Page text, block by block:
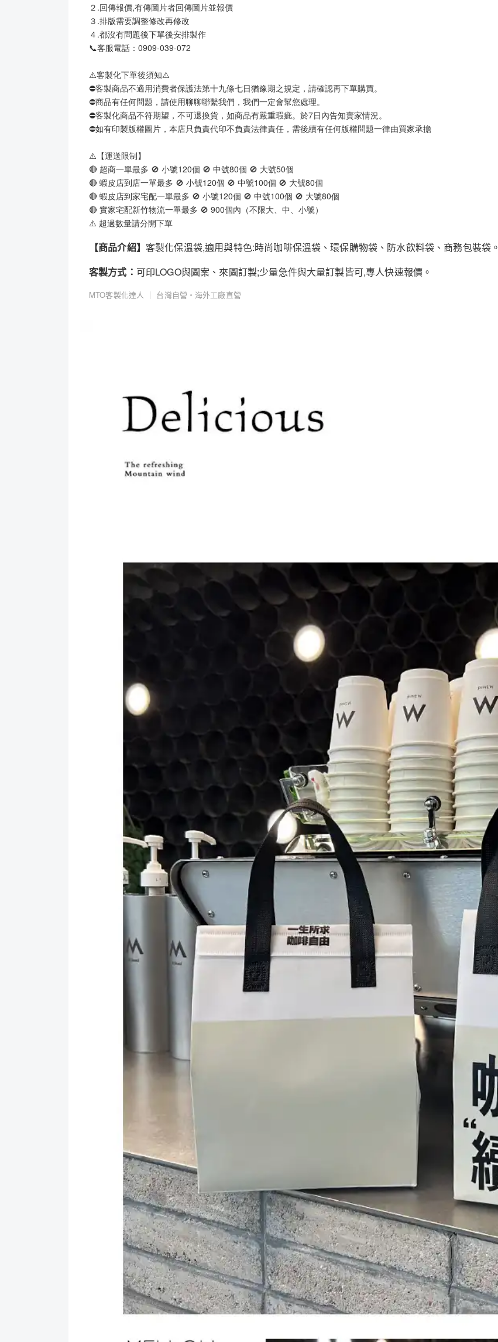
２.回傳報價,有傳圖片者回傳圖片並報價
３.排版需要調整修改再修改
４.都沒有問題後下單後安排製作
📞客服電話：0909-039-072
⚠️客製化下單後須知⚠️
⛔客製商品不適用消費者保護法第十九條七日猶豫期之規定，請確認再下單購買。
⛔商品有任何問題，請使用聊聊聯繫我們，我們一定會幫您處理。
⛔客製化商品不符期望，不可退換貨，如商品有嚴重瑕疵。於7日內告知賣家情況。
⛔如有印製版權圖片，本店只負責代印不負責法律責任，需後續有任何版權問題一律由買家承擔
⚠️【運送限制】
🔴 超商一單最多 🚫 小號120個 🚫 中號80個 🚫 大號50個
🔴 蝦皮店到店一單最多 🚫 小號120個 🚫 中號100個 🚫 大號80個
🔴 蝦皮店到家宅配一單最多 🚫 小號120個 🚫 中號100個 🚫 大號80個
🔴 實家宅配新竹物流一單最多 🚫 900個內（不限大、中、小號）
⚠️ 超過數量請分開下單
【商品介紹】 客製化保溫袋,適用與特色:時尚咖啡保溫袋、環保購物袋、防水飲料袋、商務包裝袋。
客製方式： 可印LOGO與圖案、來圖訂製;少量急件與大量訂製皆可,專人快速報價。
MTO客製化達人 ｜ 台灣自營・海外工廠直營